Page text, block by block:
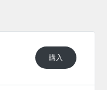
格は $110。
購入